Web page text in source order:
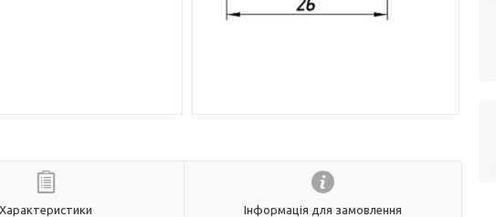
Характеристики Інформація для замовлення